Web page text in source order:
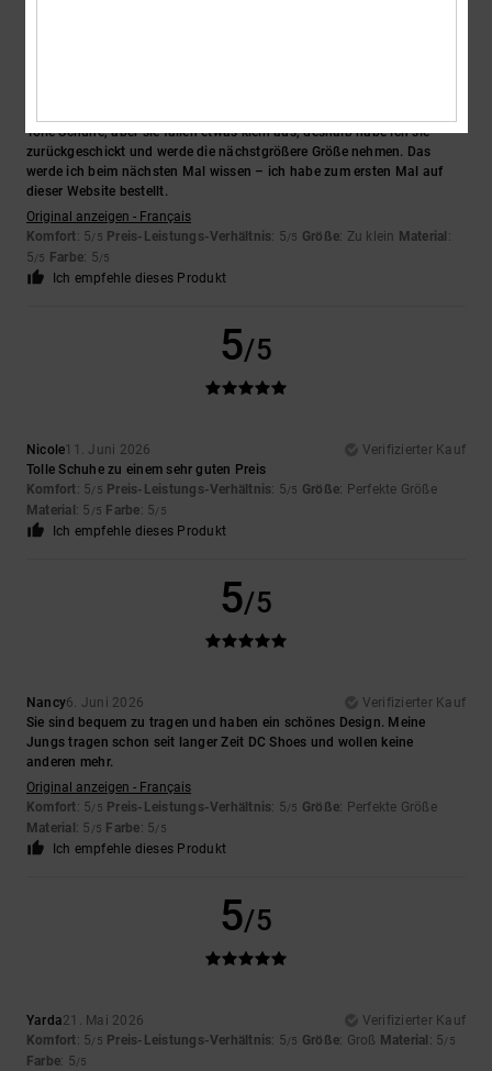
Tolle Schuhe, aber sie fallen etwas klein aus, deshalb habe ich sie
zurückgeschickt und werde die nächstgrößere Größe nehmen. Das
werde ich beim nächsten Mal wissen – ich habe zum ersten Mal auf
dieser Website bestellt.
Original anzeigen - Français
Komfort: 5/5 Preis-Leistungs-Verhältnis: 5/5 Größe: Zu klein Material :
5/5 Farbe: 5/5
Ich empfehle dieses Produkt
5/5
Nicole11. Juni 2026
Verifizierter Kauf
Tolle Schuhe zu einem sehr guten Preis
Komfort: 5/5 Preis-Leistungs-Verhältnis: 5/5 Größe: Perfekte Größe
Material : 5 /5 Farbe: 5/5
Ich empfehle dieses Produkt
5/5
Nancy6. Juni 2026
Verifizierter Kauf
Sie sind bequem zu tragen und haben ein schönes Design. Meine
Jungs tragen schon seit langer Zeit DC Shoes und wollen keine
anderen mehr.
Original anzeigen - Français
Komfort: 5/5 Preis-Leistungs-Verhältnis: 5/5 Größe: Perfekte Größe
Material : 5 /5 Farbe: 5/5
Ich empfehle dieses Produkt
5/5
Yarda21. Mai 2026
Verifizierter Kauf
Komfort: 5/5 Preis-Leistungs-Verhältnis: 5/5 Größe: Groß Material : 5/5
Farbe: 5/5